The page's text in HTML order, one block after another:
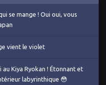
se mange ! Oui oui, vous
vient le violet
au Kiya Ryokan ! Étonnant et
labyrinthique 😳